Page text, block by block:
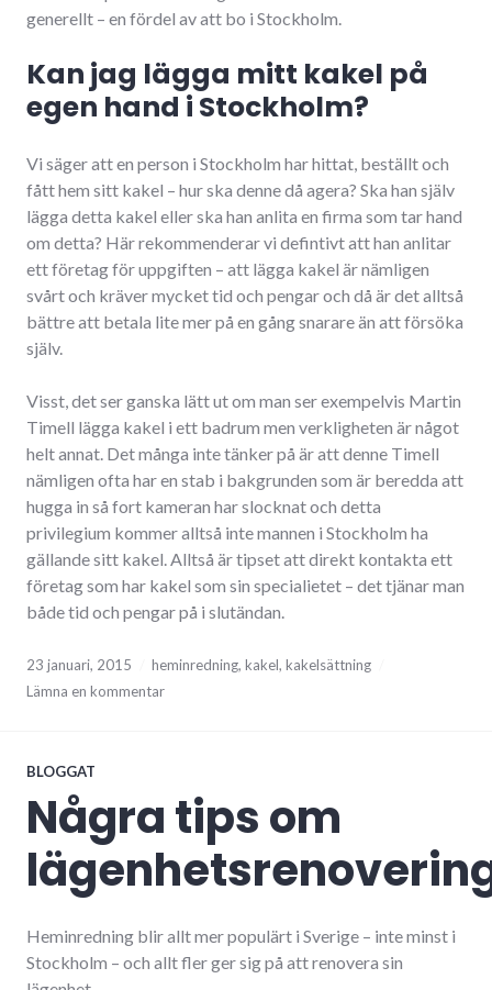
generellt – en fördel av att bo i Stockholm.
Kan jag lägga mitt kakel på
egen hand i Stockholm?
Vi säger att en person i Stockholm har hittat, beställt och
fått hem sitt kakel – hur ska denne då agera? Ska han själv
lägga detta kakel eller ska han anlita en firma som tar hand
om detta? Här rekommenderar vi defintivt att han anlitar
ett företag för uppgiften – att lägga kakel är nämligen
svårt och kräver mycket tid och pengar och då är det alltså
bättre att betala lite mer på en gång snarare än att försöka
själv.
Visst, det ser ganska lätt ut om man ser exempelvis Martin
Timell lägga kakel i ett badrum men verkligheten är något
helt annat. Det många inte tänker på är att denne Timell
nämligen ofta har en stab i bakgrunden som är beredda att
hugga in så fort kameran har slocknat och detta
privilegium kommer alltså inte mannen i Stockholm ha
gällande sitt kakel. Alltså är tipset att direkt kontakta ett
företag som har kakel som sin specialietet – det tjänar man
både tid och pengar på i slutändan.
23 januari, 2015 heminredning, kakel, kakelsättning
Lämna en kommentar
BLOGGAT
Några tips om
Heminredning blir allt mer populärt i Sverige – inte minst i
Stockholm – och allt fler ger sig på att renovera sin